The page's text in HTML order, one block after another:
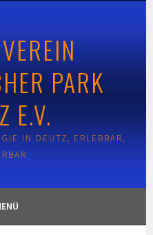
PARK
E.V.
IN DEUTZ, ERLEBBAR,